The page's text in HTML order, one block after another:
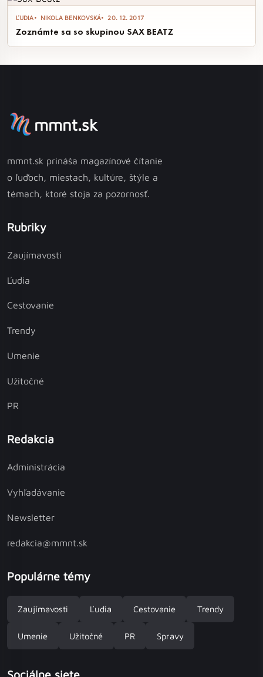
ĽUDIA NIKOLA BENKOVSKÁ 20. 12. 2017
Zoznámte sa so skupinou SAX BEATZ
mmnt.sk
mmnt.sk prináša magazínové čítanie
o ľuďoch, miestach, kultúre, štýle a
témach, ktoré stoja za pozornosť.
Rubriky
Zaujímavosti
Ľudia
Cestovanie
Trendy
Umenie
Užitočné
PR
Redakcia
Administrácia
Vyhľadávanie
Newsletter
redakcia@mmnt.sk
Populárne témy
Zaujímavosti Ľudia Cestovanie Trendy
Umenie Užitočné PR Spravy